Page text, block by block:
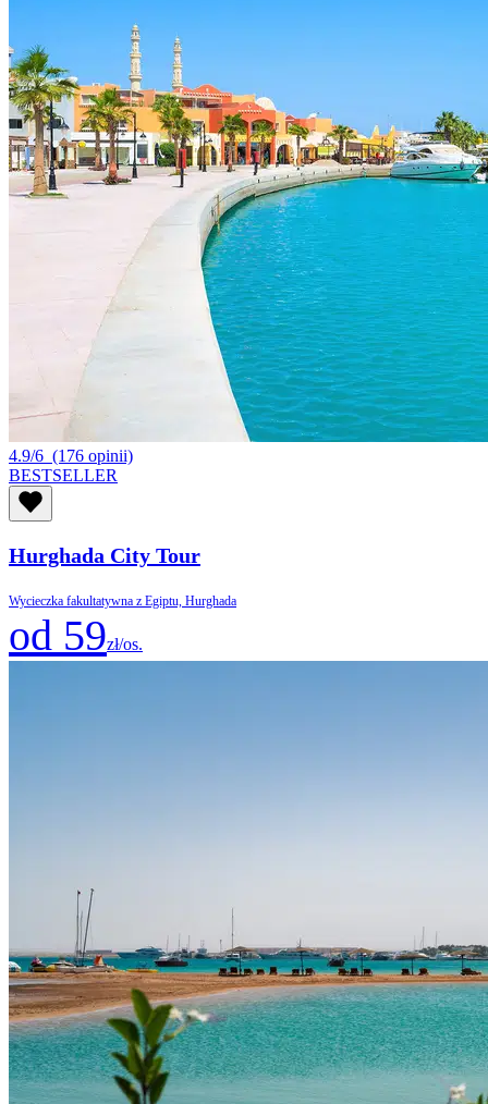
4.9/6 (176 opinii)
BESTSELLER
Hurghada City Tour
Wycieczka fakultatywna z Egiptu, Hurghada
od 59zł/os.